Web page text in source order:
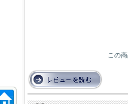
この